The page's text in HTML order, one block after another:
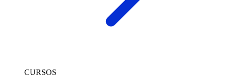
CURSOS